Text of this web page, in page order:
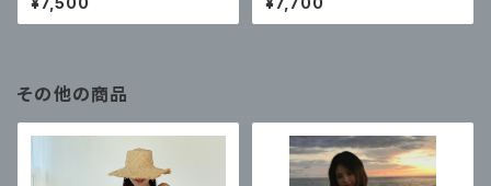
ールにぴったり
スセクシー
その他の商品